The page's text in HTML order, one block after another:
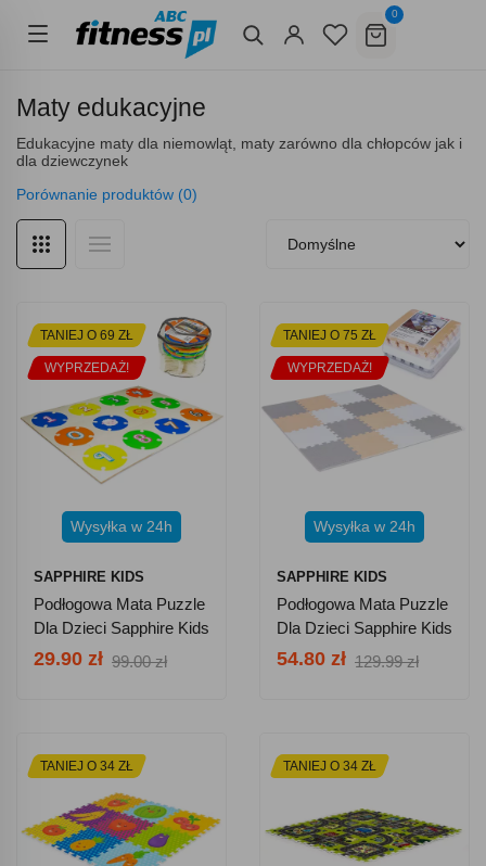
0
Maty edukacyjne
Edukacyjne maty dla niemowląt, maty zarówno dla chłopców jak i
dla dziewczynek
Porównanie produktów (0)
TANIEJ O 69 ZŁ
WYPRZEDAŻ!
Wysyłka w 24h
SAPPHIRE KIDS
Podłogowa Mata Puzzle
Dla Dzieci Sapphire Kids
SK-29 - Cyferki
29.90 zł 99.00 zł
TANIEJ O 75 ZŁ
WYPRZEDAŻ!
Wysyłka w 24h
SAPPHIRE KIDS
Podłogowa Mata Puzzle
Dla Dzieci Sapphire Kids
SK-58 - Kremowa
54.80 zł 129.99 zł
TANIEJ O 34 ZŁ TANIEJ O 34 ZŁ